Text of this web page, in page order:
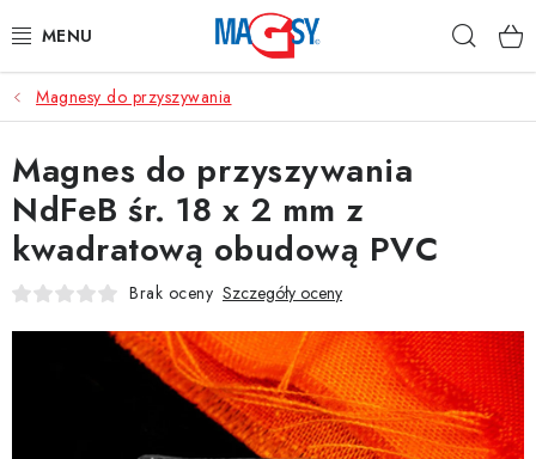
do
GŁÓWNE KATEGORIE
MAGNETYCZNE POMOCE
MAGNESY PRZEMYSŁOWE
INNE MAGNESY
MATERIAŁY NIERDZEWNE
Regulamin e-sklepu
Ochrona danych osobowych
Magnesy do przyszywania
Magnes do przyszywania
NdFeB śr. 18 x 2 mm z
kwadratową obudową PVC
Brak oceny Szczegóły oceny